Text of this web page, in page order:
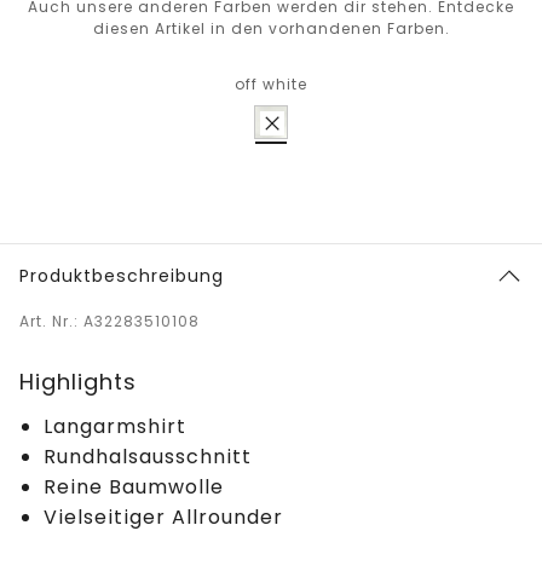
Auch unsere anderen Farben werden dir stehen. Entdecke
diesen Artikel in den vorhandenen Farben.
off white
Produktbeschreibung
Art. Nr.: A32283510108
Highlights
Langarmshirt
Rundhalsausschnitt
Reine Baumwolle
Vielseitiger Allrounder